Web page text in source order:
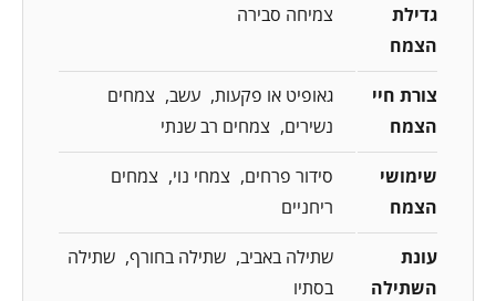
גדילת
הצמח
צמיחה סבירה
צורת חיי
הצמח
גאופיט או פקעות עשב
צמחים
נשירים
צמחים רב שנתי
שימושי
הצמח
סידור פרחים צמחי נוי
צמחים
ריחניים
עונת
השתילה
שתילה באביב שתילה בחורף שתילה
בסתיו